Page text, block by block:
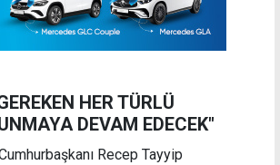
HER TÜRLÜ
DEVAM EDECEK"
Recep Tayyip